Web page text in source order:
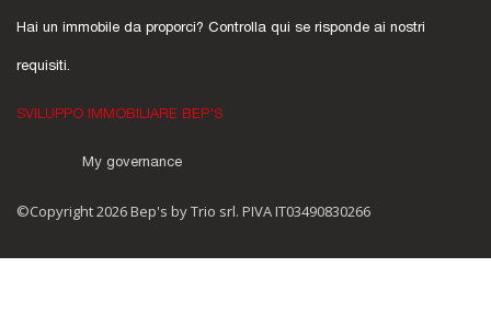
Hai un immobile da proporci? Controlla qui se risponde ai nostri
requisiti.
SVILUPPO IMMOBILIARE BEP'S
My governance
©Copyright 2026 Bep's by Trio srl. PIVA IT03490830266